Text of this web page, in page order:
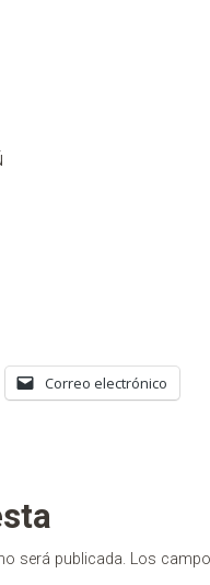
Correo electrónico
será publicada. Los